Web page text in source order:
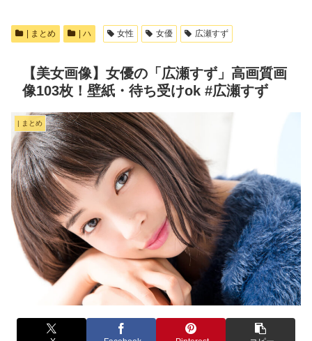
| まとめ | ハ 女性 女優 広瀬すず
【美女画像】女優の「広瀬すず」高画質画
像103枚！壁紙・待ち受けok #広瀬すず
| まとめ